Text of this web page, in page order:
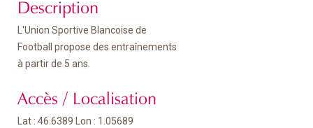
Description
L'Union Sportive Blancoise de
Football propose des entraînements
à partir de 5 ans.
Accès / Localisation
Lat : 46.6389 Lon : 1.05689